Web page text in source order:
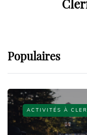
Populaires
ACTIVITÉS À